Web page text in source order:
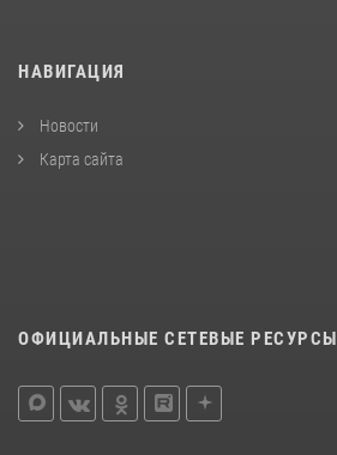
НАВИГАЦИЯ
Новости
Карта сайта
ОФИЦИАЛЬНЫЕ СЕТЕВЫЕ РЕСУРСЫ